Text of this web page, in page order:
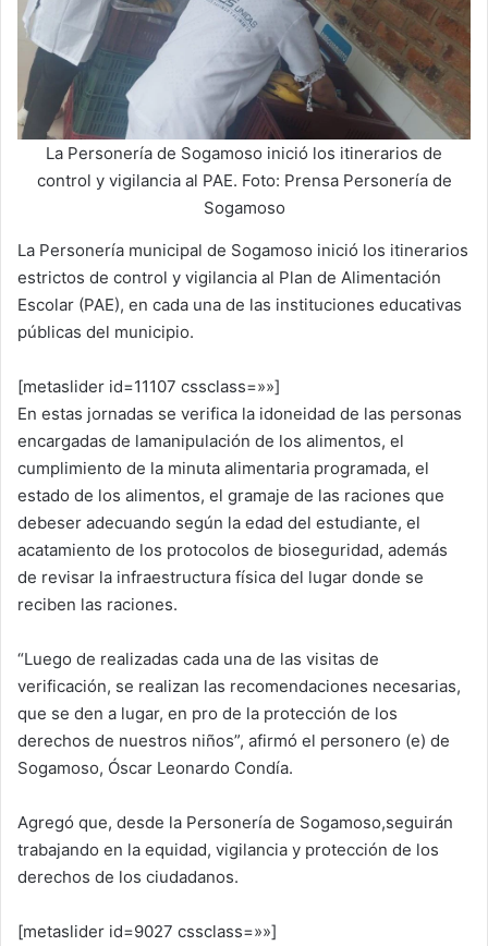
La Personería de Sogamoso inició los itinerarios de
control y vigilancia al PAE. Foto: Prensa Personería de
Sogamoso
La Personería municipal de Sogamoso inició los itinerarios
estrictos de control y vigilancia al Plan de Alimentación
Escolar (PAE), en cada una de las instituciones educativas
públicas del municipio.
[metaslider id=11107 cssclass=»»]
En estas jornadas se verifica la idoneidad de las personas
encargadas de lamanipulación de los alimentos, el
cumplimiento de la minuta alimentaria programada, el
estado de los alimentos, el gramaje de las raciones que
debeser adecuando según la edad del estudiante, el
acatamiento de los protocolos de bioseguridad, además
de revisar la infraestructura física del lugar donde se
reciben las raciones.
“Luego de realizadas cada una de las visitas de
verificación, se realizan las recomendaciones necesarias,
que se den a lugar, en pro de la protección de los
derechos de nuestros niños”, afirmó el personero (e) de
Sogamoso, Óscar Leonardo Condía.
Agregó que, desde la Personería de Sogamoso,seguirán
trabajando en la equidad, vigilancia y protección de los
derechos de los ciudadanos.
[metaslider id=9027 cssclass=»»]